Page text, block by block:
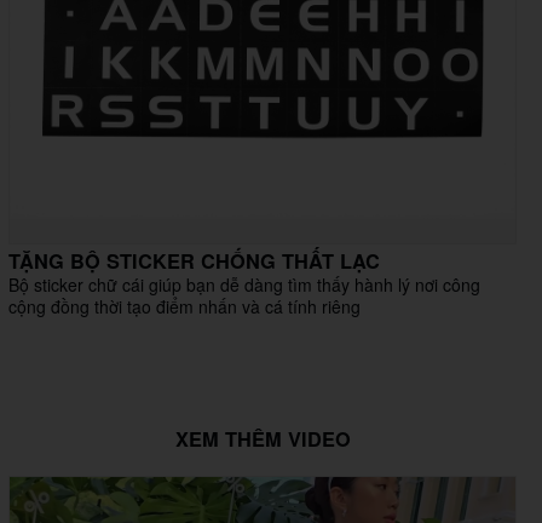
TẶNG BỘ STICKER CHỐNG THẤT LẠC
Bộ sticker chữ cái giúp bạn dễ dàng tìm thấy hành lý nơi công
cộng đồng thời tạo điểm nhấn và cá tính riêng
XEM THÊM VIDEO